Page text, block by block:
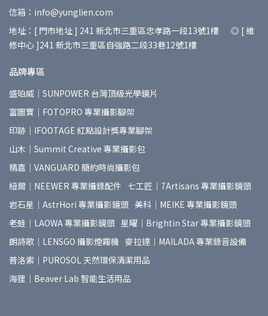
信箱：info@yunglien.com
地址：[ 門市地址 ] 241 新北市三重區忠孝路一段13號1樓 ◎ [ 維
修中心 ]241 新北市三重區自強路二段33巷12號1樓
品牌專區
盛珀威｜SUNPOWER 台灣頂級光學鏡片
富圖寶｜FOTOPRO 專業攝影腳架
印跡｜IFOOTAGE 紅點設計獎專業腳架
山木｜Summit Creative 專業攝影包
精嘉｜VANGUARD 簡約時尚攝影包
紐爾｜NEEWER 專業攝錄配件 七工匠｜7Artisans 專業攝影鏡頭
岩石星｜AstrHori 專業攝影鏡頭 美科｜MEIKE 專業攝影鏡頭
老蛙｜LAOWA 專業攝影鏡頭 星曜｜Brightin Star 專業攝影鏡頭
朗詩歌｜LENSGO 攝影煙霧機 麥拉達｜MAILADA 專業錄音設備
普洛索｜PUROSOL 天然環保清潔用品
海狸｜Beaver Lab 智能生活用品